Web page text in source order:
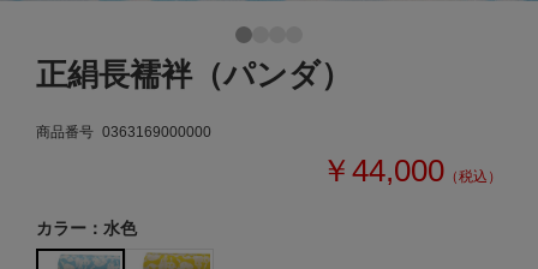
正絹長襦袢（パンダ）
商品番号 0363169000000
￥44,000 （税込）
カラー：水色